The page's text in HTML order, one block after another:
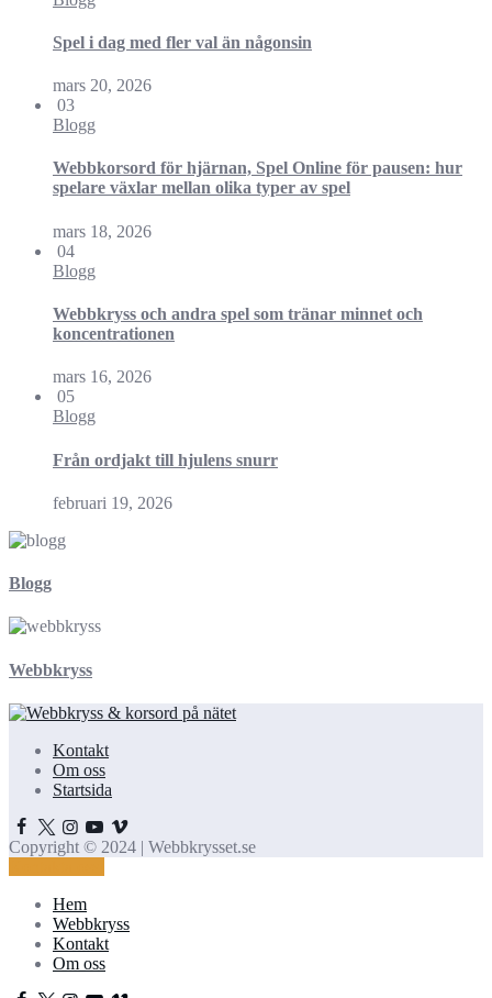
Spel i dag med fler val än någonsin
mars 20, 2026
03
Blogg
Webbkorsord för hjärnan, Spel Online för pausen: hur
spelare växlar mellan olika typer av spel
mars 18, 2026
04
Blogg
Webbkryss och andra spel som tränar minnet och
koncentrationen
mars 16, 2026
05
Blogg
Från ordjakt till hjulens snurr
februari 19, 2026
Blogg
Webbkryss
Kontakt
Om oss
Startsida
Copyright © 2024 | Webbkrysset.se
Hem
Webbkryss
Kontakt
Om oss